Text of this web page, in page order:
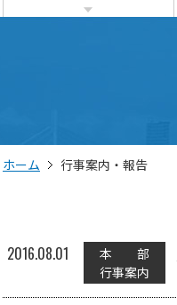
ホーム 行事案内・報告
2016.08.01
本 部
行事案内